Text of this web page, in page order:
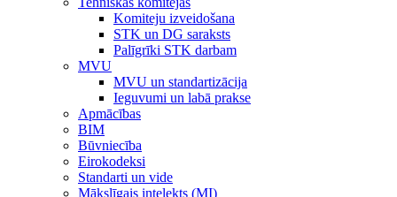
Komiteju izveidošana
STK un DG saraksts
Palīgrīki STK darbam
MVU
MVU un standartizācija
Ieguvumi un labā prakse
Apmācības
BIM
Būvniecība
Eirokodeksi
Standarti un vide
Mākslīgais intelekts (MI)